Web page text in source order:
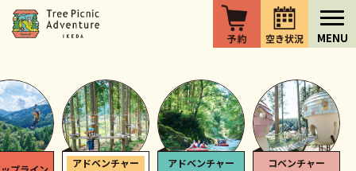
アドベンチャー
アドベンチャー
コベンチャー